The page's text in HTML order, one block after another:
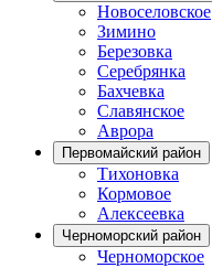
Новоселовское
Зимино
Березовка
Серебрянка
Бахчевка
Славянское
Аврора
Первомайский район
Тихоновка
Кормовое
Алексеевка
Черноморский район
Черноморское